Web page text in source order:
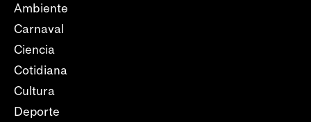
Ambiente
Carnaval
Ciencia
Cotidiana
Cultura
Deporte